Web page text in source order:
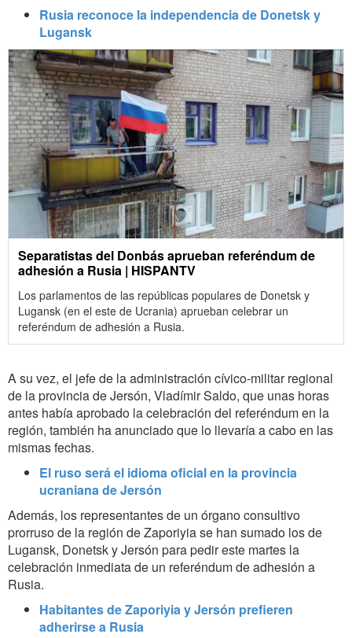
Rusia reconoce la independencia de Donetsk y
Lugansk
Separatistas del Donbás aprueban referéndum de
adhesión a Rusia | HISPANTV
Los parlamentos de las repúblicas populares de Donetsk y
Lugansk (en el este de Ucrania) aprueban celebrar un
referéndum de adhesión a Rusia.
A su vez, el jefe de la administración cívico-militar regional
de la provincia de Jersón, Vladímir Saldo, que unas horas
antes había aprobado la celebración del referéndum en la
región, también ha anunciado que lo llevaría a cabo en las
mismas fechas.
El ruso será el idioma oficial en la provincia
ucraniana de Jersón
Además, los representantes de un órgano consultivo
prorruso de la región de Zaporiyia se han sumado los de
Lugansk, Donetsk y Jersón para pedir este martes la
celebración inmediata de un referéndum de adhesión a
Rusia.
Habitantes de Zaporiyia y Jersón prefieren
adherirse a Rusia